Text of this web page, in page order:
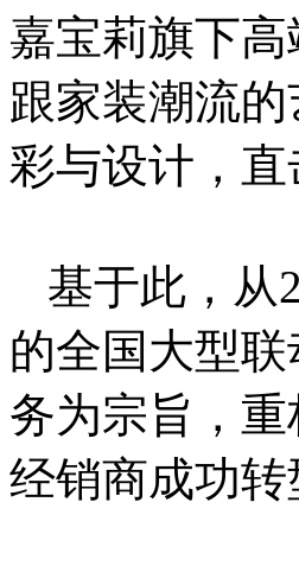
嘉宝莉旗下
跟家装潮流
彩与设计，
基于此，从
的全国大型
务为宗旨，
经销商成功转